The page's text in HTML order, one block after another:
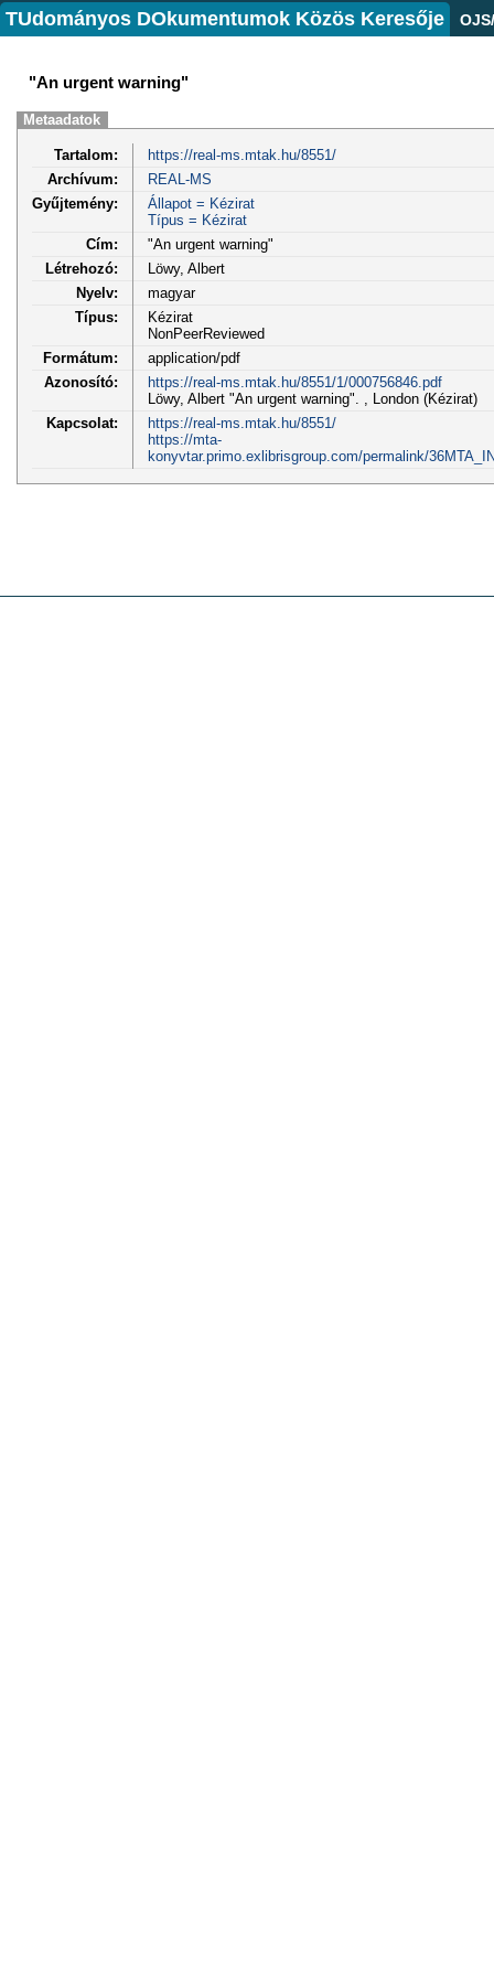
TUdományos DOkumentumok Közös Keresője
"An urgent warning"
Metaadatok
Tartalom:
https://real-ms.mtak.hu/8551/
Archívum:
REAL-MS
Gyűjtemény:
Állapot = Kézirat
Típus = Kézirat
Cím:
"An urgent warning"
Létrehozó:
Löwy, Albert
Nyelv:
magyar
Típus:
Kézirat
NonPeerReviewed
Formátum:
application/pdf
Azonosító:
https://real-ms.mtak.hu/8551/1/000756846.pdf
Löwy, Albert "An urgent warning". , London (Kézirat)
Kapcsolat:
https://real-ms.mtak.hu/8551/
https://mta-
konyvtar.primo.exlibrisgroup.com/permalink/